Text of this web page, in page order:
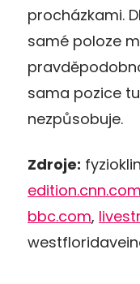
procházkami.
samé poloze
sama pozice
nezpůsobuje.
Zdroje:
edition.cnn.com
bbc.com,